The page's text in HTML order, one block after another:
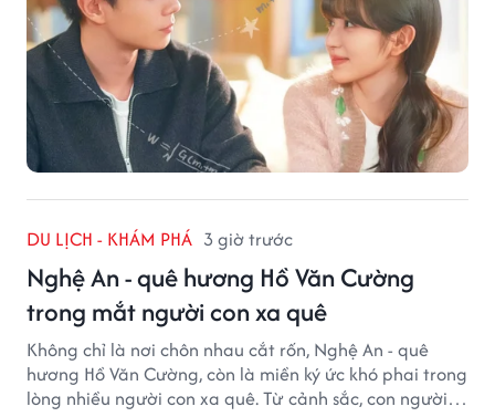
DU LỊCH - KHÁM PHÁ 3 giờ trước
Nghệ An - quê hương Hồ Văn Cường
trong mắt người con xa quê
Không chỉ là nơi chôn nhau cắt rốn, Nghệ An - quê
hương Hồ Văn Cường, còn là miền ký ức khó phai trong
lòng nhiều người con xa quê. Từ cảnh sắc, con người